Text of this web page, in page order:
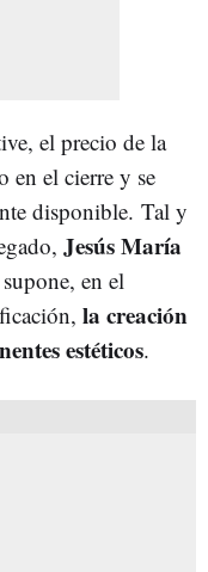
el precio de la
en el cierre y se
disponible. Tal y
Jesús María
en el
la creación
estéticos.